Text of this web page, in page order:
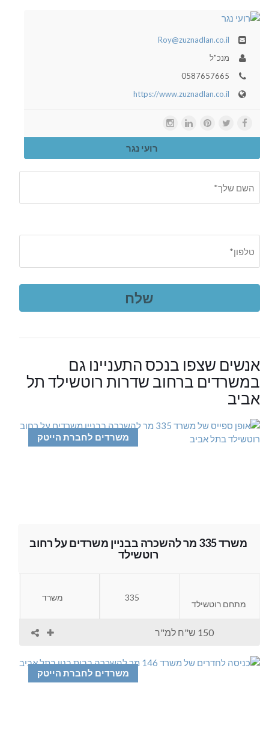
Roy@zuznadlan.co.il
מנכ"ל
0587657665
https://www.zuznadlan.co.il
רועי נגר
אנשים שצפו בנכס התעניינו גם
במשרדים ברחוב שדרות רוטשילד תל
אביב
משרדים לחברת הייטק
משרד 335 מר להשכרה בבניין משרדים על רחוב
רוטשילד
מתחם רוטשילד
335 משרד
150 ש"ח למ"ר
משרדים לחברת הייטק